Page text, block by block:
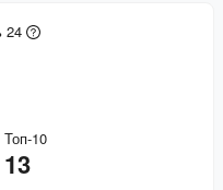
24
Топ-10
13